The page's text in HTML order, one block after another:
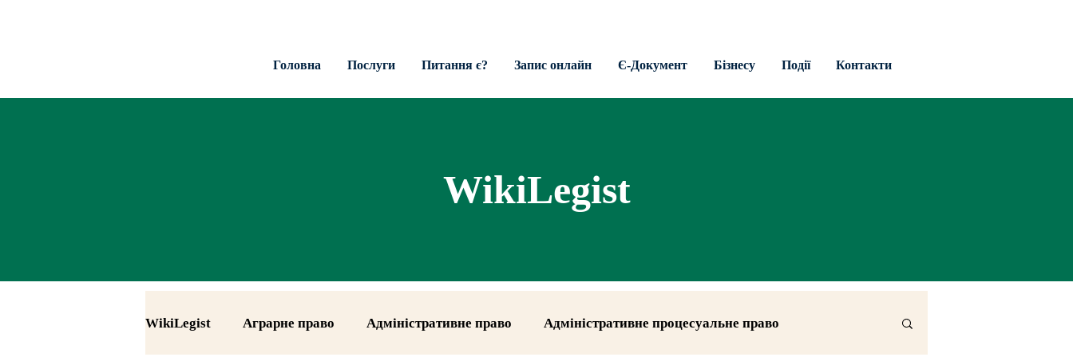
Головна Послуги Питання є? Запис онлайн Є-Документ Бізнесу Події Контакти
WikiLegist
WikiLegist Аграрне право Адміністративне право Адміністративне процесуальне право